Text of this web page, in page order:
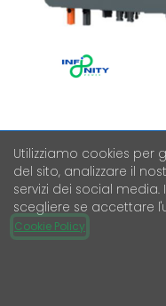
KIT ACCUMULO
INVERTER 6 KW
Utilizziamo cookies per
del sito, analizzare il
servizi dei social media. I
scegliere se accettare
Cookie Policy